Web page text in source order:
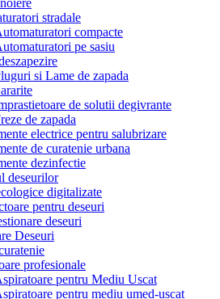
stradale
compacte
pe sasiu
si Lame de zapada
de solutii degivrante
de zapada
electrice pentru salubrizare
de curatenie urbana
dezinfectie
deseurilor
digitalizate
pentru deseuri
deseuri
Deseuri
profesionale
pentru Mediu Uscat
pentru mediu umed-uscat